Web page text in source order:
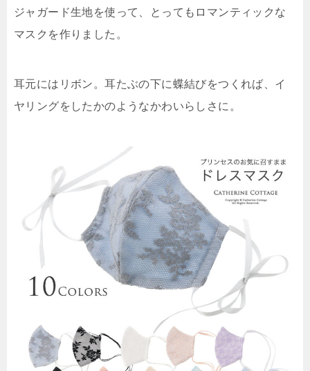
ジャガード生地を使って、とってもロマンティックな
マスクを作りました。
耳元にはリボン。耳たぶの下に蝶結びをつくれば、イ
ヤリングをしたかのようなかわいらしさに。